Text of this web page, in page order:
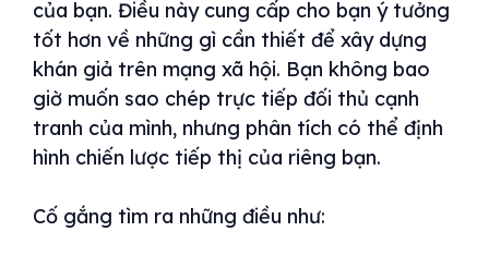
của bạn. Điều này cung cấp cho bạn ý tưởng
tốt hơn về những gì cần thiết để xây dựng
khán giả trên mạng xã hội. Bạn không bao
giờ muốn sao chép trực tiếp đối thủ cạnh
tranh của mình, nhưng phân tích có thể định
hình chiến lược tiếp thị của riêng bạn.
Cố gắng tìm ra những điều như: